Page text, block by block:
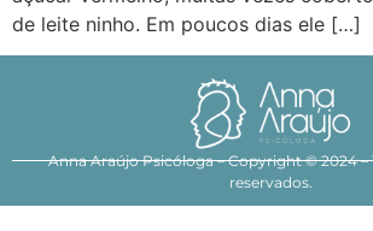
de leite ninho. Em poucos dias ele […]
Anna Araújo Psicóloga – Copyright © 2024 –
reservados.